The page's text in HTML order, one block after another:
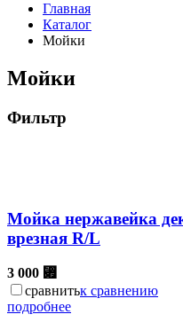
Главная
Каталог
Мойки
Мойки
Фильтр
Мойка нержавейка
врезная R/L
3 000 ⃏
сравнитьк сравнению
подробнее